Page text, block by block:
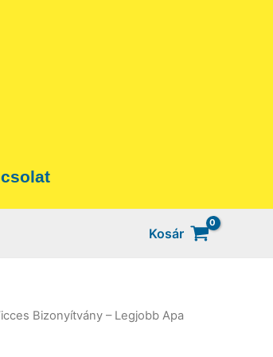
Kosár
Bizonyítvány – Legjobb Apa